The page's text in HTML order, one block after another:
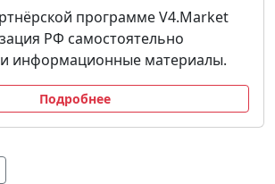
программе V4.Market
РФ самостоятельно
информационные материалы.
Подробнее